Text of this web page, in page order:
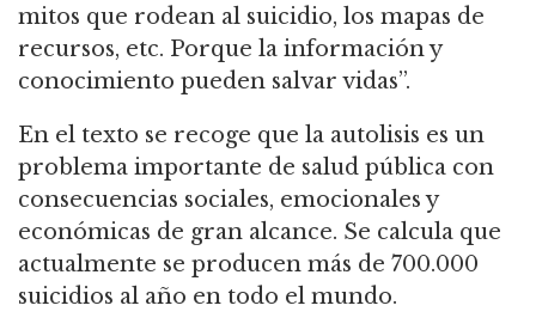
mitos que rodean al suicidio, los mapas de
recursos, etc. Porque la información y
conocimiento pueden salvar vidas”.
En el texto se recoge que la autolisis es un
problema importante de salud pública con
consecuencias sociales, emocionales y
económicas de gran alcance. Se calcula que
actualmente se producen más de 700.000
suicidios al año en todo el mundo.